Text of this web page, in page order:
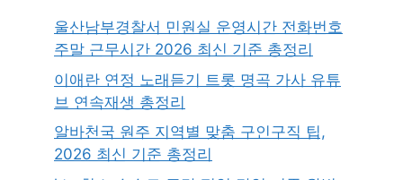
울산남부경찰서 민원실 운영시간 전화번호
주말 근무시간 2026 최신 기준 총정리
이애란 연정 노래듣기 트롯 명곡 가사 유튜
브 연속재생 총정리
알바천국 원주 지역별 맞춤 구인구직 팁,
2026 최신 기준 총정리